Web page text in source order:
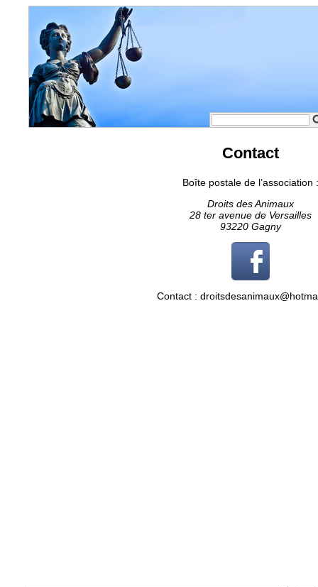
Contact
Boîte postale de l’association :
Droits des Animaux
28 ter avenue de Versailles
93220 Gagny
Contact :